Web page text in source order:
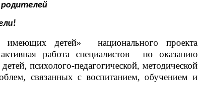
родителей
имеющих детей» национального проекта
работа специалистов по оказанию
психолого-педагогической, методической
связанных с воспитанием, обучением и